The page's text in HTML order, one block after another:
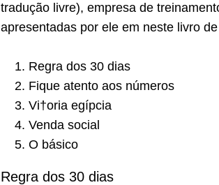
tradução livre), empresa de
apresentadas por ele em neste livro
Regra dos 30 dias
Fique atento aos números
Vi†oria egípcia
Venda social
O básico
Regra dos 30 dias